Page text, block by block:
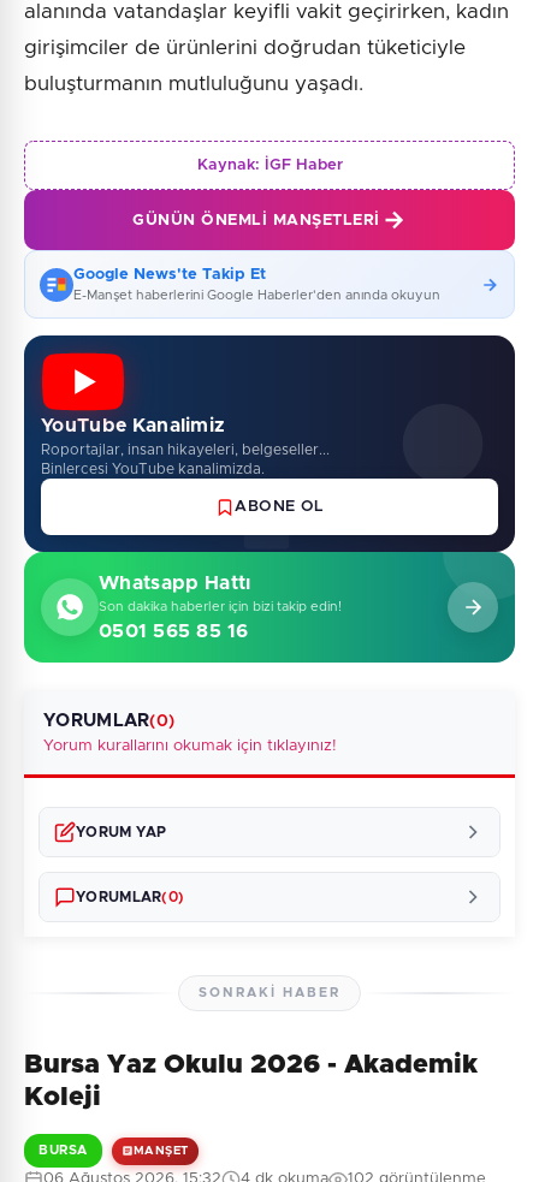
alanında vatandaşlar keyifli vakit geçirirken, kadın
girişimciler de ürünlerini doğrudan tüketiciyle
buluşturmanın mutluluğunu yaşadı.
Kaynak: İGF Haber
GÜNÜN ÖNEMLI MANŞETLERI
Google News'te Takip Et
E-Manşet haberlerini Google Haberler'den anında okuyun
YouTube Kanalimiz
Roportajlar, insan hikayeleri, belgeseller...
Binlercesi YouTube kanalimizda.
ABONE OL
Whatsapp Hattı
Son dakika haberler için bizi takip edin!
0501 565 85 16
YORUMLAR(0)
Yorum kurallarını okumak için tıklayınız!
YORUM YAP
YORUMLAR(0)
Henüz yorum yapılmamış. İlk yorumu siz yapın!
SONRAKI HABER
Bursa Yaz Okulu 2026 - Akademik
Koleji
BURSA MANŞET